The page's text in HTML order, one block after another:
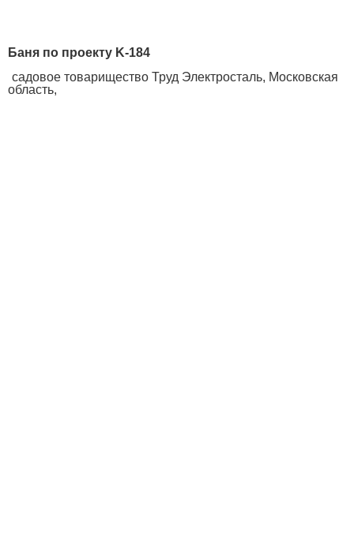
Баня по проекту K-184
садовое товарищество Труд Электросталь, Московская
область,